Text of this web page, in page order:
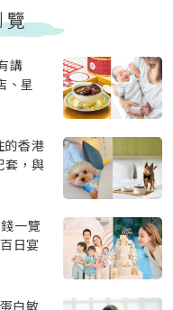
覽
講
、星
的香港
套，與
一覽
日宴